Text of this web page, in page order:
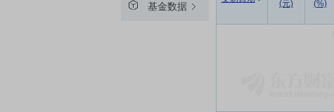
基金数据
(元)
(%)